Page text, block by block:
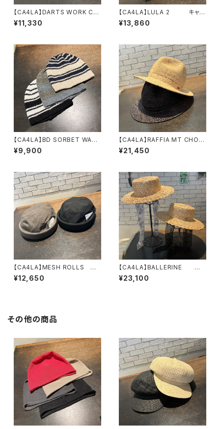
【CA4LA】DARTS WORK CA
S 8 キャスケット TA
M02814
¥11,330
【CA4LA】LULA 2 キャッ
プ SHK01316
¥13,860
【CA4LA】BD SORBET WATC
H ニット DOU0216
7
¥9,900
【CA4LA】RAFFIA MT CHOP
¥21,450
【CA4LA】MESH ROLLS
フィッシャーマン ロールキャ
ップ MIU00022
¥12,650
【CA4LA】BALLERINE
¥23,100
その他の商品